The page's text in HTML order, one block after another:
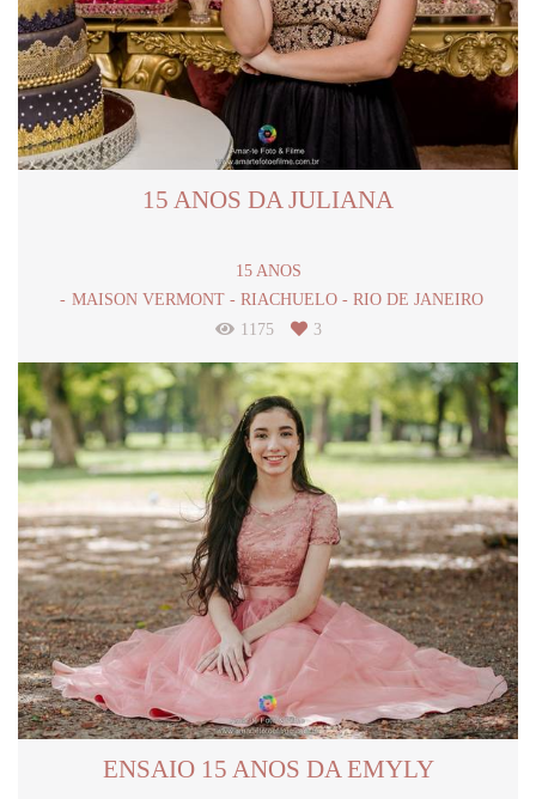
15 ANOS DA JULIANA
15 ANOS
MAISON VERMONT - RIACHUELO - RIO DE JANEIRO
1175
3
ENSAIO 15 ANOS DA EMYLY